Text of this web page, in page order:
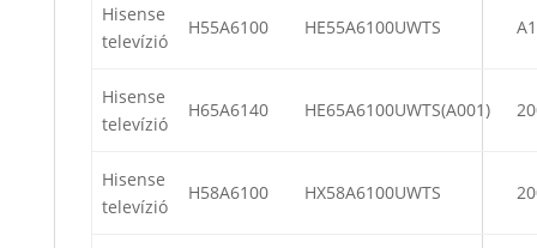
Hisense
televízió
H55A6100 HE55A6100UWTS
Hisense
televízió
H65A6140 HE65A6100UWTS(A001)
Hisense
televízió
H58A6100 HX58A6100UWTS